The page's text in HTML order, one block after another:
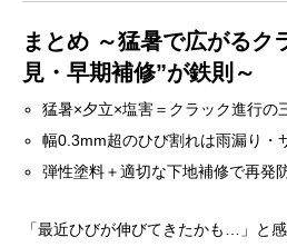
まとめ ～猛暑で広がるク
見・早期補修”が鉄則～
猛暑×夕立×塩害＝クラック進行の
幅0.3mm超のひび割れは雨漏り・
弾性塗料＋適切な下地補修で再発
「最近ひびが伸びてきたかも…」と